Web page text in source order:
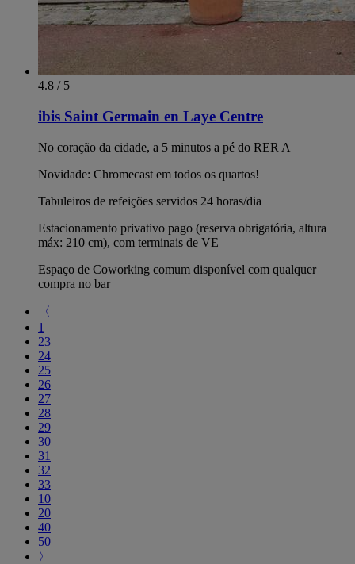
4.8 / 5
ibis Saint Germain en Laye Centre
No coração da cidade, a 5 minutos a pé do RER A
Novidade: Chromecast em todos os quartos!
Tabuleiros de refeições servidos 24 horas/dia
Estacionamento privativo pago (reserva obrigatória, altura
máx: 210 cm), com terminais de VE
Espaço de Coworking comum disponível com qualquer
compra no bar
〈
1
23
24
25
26
27
28
29
30
31
32
33
10
20
40
50
〉